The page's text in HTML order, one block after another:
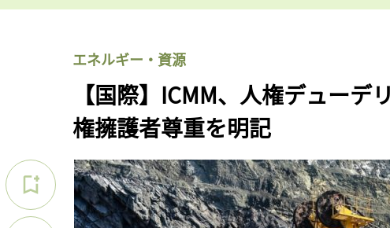
エネルギー・資源
【国際】ICMM、人権デュー
権擁護者尊重を明記